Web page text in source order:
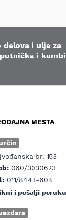
delova i ulja za
i kombi
MESTA
br. 153
060/3030623
011/8443-608
i pošalji poruku